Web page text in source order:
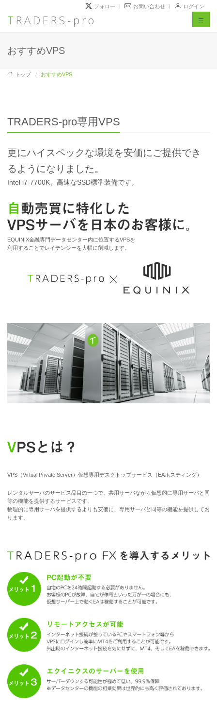
TRADERS-pro
フォロー お問い合わせ ログイン
Toggle
おすすめVPS
トップ おすすめVPS
TRADERS-pro専用VPS
更にハイスペックな環境を安価にご提供でき
るようになりました。
Intel i7-7700K、高速なSSD標準装備です。
EQUINIX金融専門データセンター内に位置するVPSを
利用することでレイテンシーを大幅に削減します。
VPS（Virtual Private Server）仮想専用デスクトップサービス（EAホスティング）
レンタルサーバのサービス品目の一つで、共用サーバながら仮想的に専用サーバと同
等の機能を提供するサービスです。
物理的に専用サーバを提供するよりも安価に、専用サーバと同等の機能を提供してお
ります。